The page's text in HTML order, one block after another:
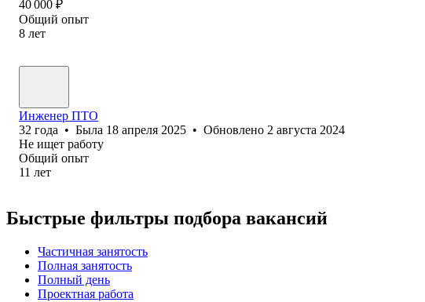
40 000 ₽
Общий опыт
8 лет
Инженер ПТО
32 года • Была 18 апреля 2025 • Обновлено 2 августа 2024
Не ищет работу
Общий опыт
11 лет
Быстрые фильтры подбора вакансий
Частичная занятость
Полная занятость
Полный день
Проектная работа